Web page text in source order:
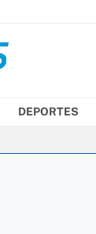
DEPORTES